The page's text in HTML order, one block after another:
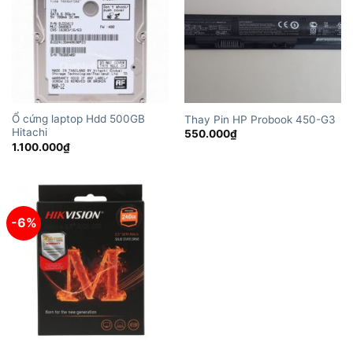
Ổ cứng laptop Hdd 500GB
Hitachi
1.100.000₫
Thay Pin HP Probook 450-G3
550.000₫
-6%